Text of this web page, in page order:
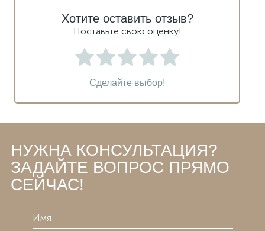
Хотите оставить отзыв?
Поставьте свою оценку!
Сделайте выбор!
НУЖНА КОНСУЛЬТАЦИЯ?
ЗАДАЙТЕ ВОПРОС ПРЯМО
СЕЙЧАС!